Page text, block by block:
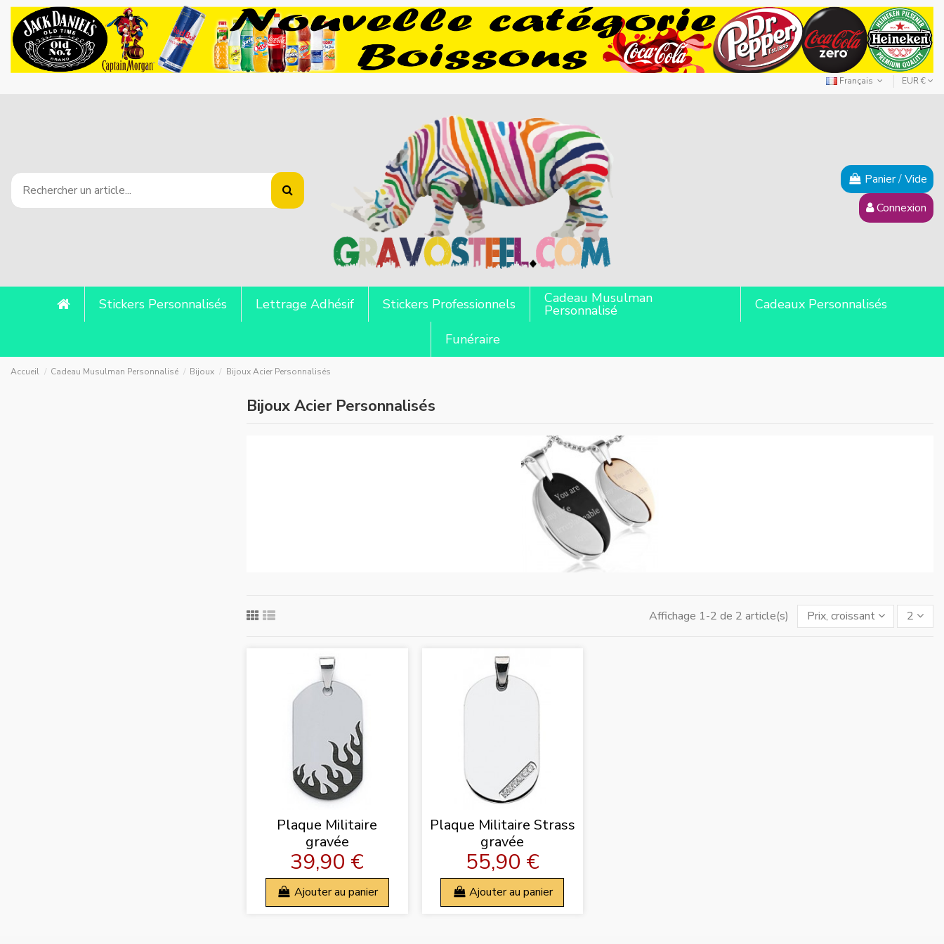
Français EUR €
Panier/Vide
Connexion
Stickers Personnalisés Lettrage Adhésif Stickers Professionnels Cadeau Musulman
Personnalisé Cadeaux Personnalisés
Funéraire
Accueil Cadeau Musulman Personnalisé Bijoux Bijoux Acier Personnalisés
Bijoux Acier Personnalisés
Affichage 1-2 de 2 article(s) Prix, croissant 2
Plaque Militaire
gravée
39,90 €
Ajouter au panier
Plaque Militaire Strass
gravée
55,90 €
Ajouter au panier